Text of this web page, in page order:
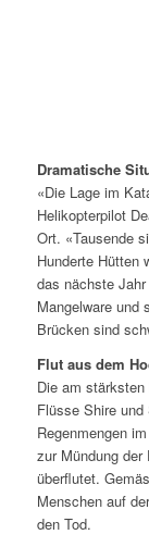
Dramatische
«Die Lage im
Helikopterpilot
Ort. «Tausende
Hunderte Hütten
das nächste
Mangelware und
Brücken sind
Flut aus dem
Die am
Flüsse Shire
Regenmengen
zur Mündung
überflutet.
Menschen auf
den Tod.